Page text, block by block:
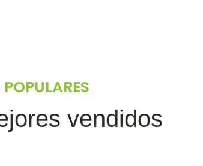
POPULARES
vendidos